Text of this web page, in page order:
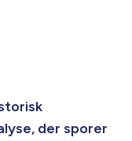
der sporer